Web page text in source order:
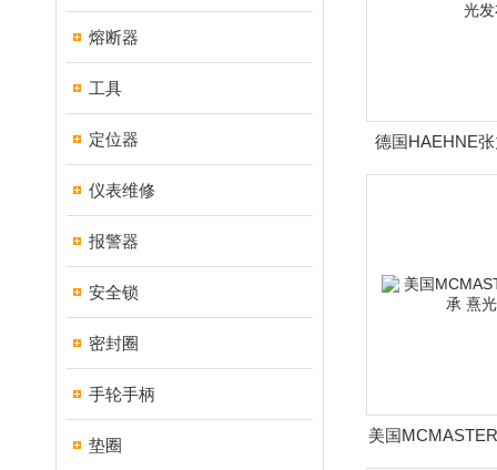
熔断器
工具
定位器
仪表维修
报警器
安全锁
密封圈
手轮手柄
垫圈
德国HAEHNE
发
美国
光